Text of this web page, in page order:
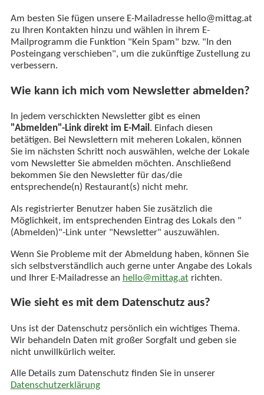
Am besten Sie fügen unsere E-Mailadresse hello@mittag.at
zu Ihren Kontakten hinzu und wählen in ihrem E-
Mailprogramm die Funktion "Kein Spam" bzw. "In den
Posteingang verschieben", um die zukünftige Zustellung zu
verbessern.
Wie kann ich mich vom Newsletter abmelden?
In jedem verschickten Newsletter gibt es einen
"Abmelden"-Link direkt im E-Mail. Einfach diesen
betätigen. Bei Newslettern mit meheren Lokalen, können
Sie im nächsten Schritt noch auswählen, welche der Lokale
vom Newsletter Sie abmelden möchten. Anschließend
bekommen Sie den Newsletter für das/die
entsprechende(n) Restaurant(s) nicht mehr.
Als registrierter Benutzer haben Sie zusätzlich die
Möglichkeit, im entsprechenden Eintrag des Lokals den "
(Abmelden)"-Link unter "Newsletter" auszuwählen.
Wenn Sie Probleme mit der Abmeldung haben, können Sie
sich selbstverständlich auch gerne unter Angabe des Lokals
und Ihrer E-Mailadresse an hello@mittag.atrichten.
Wie sieht es mit dem Datenschutz aus?
Uns ist der Datenschutz persönlich ein wichtiges Thema.
Wir behandeln Daten mit großer Sorgfalt und geben sie
nicht unwillkürlich weiter.
Alle Details zum Datenschutz finden Sie in unserer
Datenschutzerklärung